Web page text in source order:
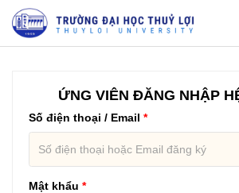
ỨNG VIÊN ĐĂNG NHẬP
Số điện thoại / Email
Mật khẩu